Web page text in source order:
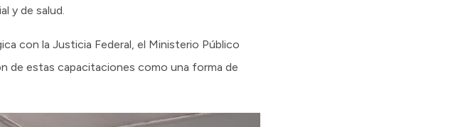
y de salud.
con la Justicia Federal, el Ministerio Público
de estas capacitaciones como una forma de